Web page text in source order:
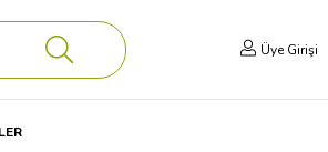
Üye Girişi